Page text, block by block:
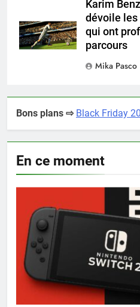
Karim
dévoile les
qui ont
parcours
Mika Pasco
Bons plans ⇨ Black Friday
En ce moment